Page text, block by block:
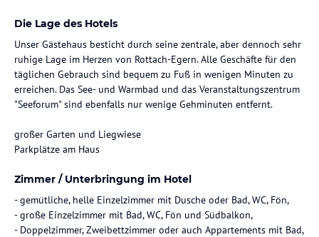
Die Lage des Hotels
Unser Gästehaus besticht durch seine zentrale, aber dennoch sehr
ruhige Lage im Herzen von Rottach-Egern. Alle Geschäfte für den
täglichen Gebrauch sind bequem zu Fuß in wenigen Minuten zu
erreichen. Das See- und Warmbad und das Veranstaltungszentrum
"Seeforum" sind ebenfalls nur wenige Gehminuten entfernt.
großer Garten und Liegwiese
Parkplätze am Haus
Zimmer / Unterbringung im Hotel
- gemütliche, helle Einzelzimmer mit Dusche oder Bad, WC, Fön,
- große Einzelzimmer mit Bad, WC, Fön und Südbalkon,
- Doppelzimmer, Zweibettzimmer oder auch Appartements mit Bad,